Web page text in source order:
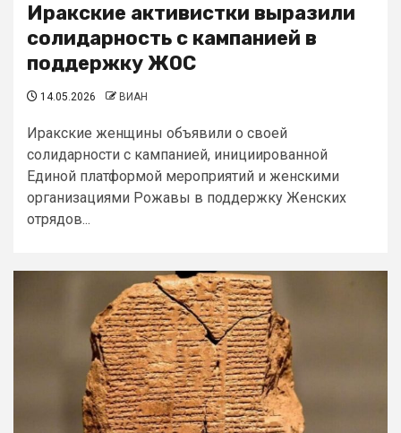
Иракские активистки выразили
солидарность с кампанией в
поддержку ЖОС
14.05.2026 ВИАН
Иракские женщины объявили о своей
солидарности с кампанией, инициированной
Единой платформой мероприятий и женскими
организациями Рожавы в поддержку Женских
отрядов...